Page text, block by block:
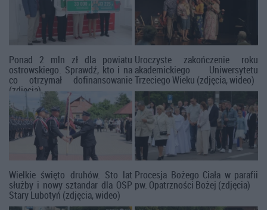
Ponad 2 mln zł dla powiatu
ostrowskiego. Sprawdź, kto i na
co otrzymał dofinansowanie
(zdjęcia)
Uroczyste zakończenie roku
akademickiego Uniwersytetu
Trzeciego Wieku (zdjęcia, wideo)
Wielkie święto druhów. Sto lat
służby i nowy sztandar dla OSP
Stary Lubotyń (zdjęcia, wideo)
Procesja Bożego Ciała w parafii
pw. Opatrzności Bożej (zdjęcia)